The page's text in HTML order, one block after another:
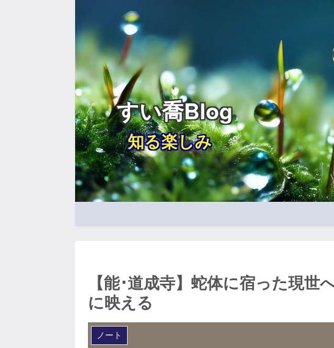
すい喬Blog
知る楽しみ
【能･道成寺】蛇体に宿った現世
に映える
ノート